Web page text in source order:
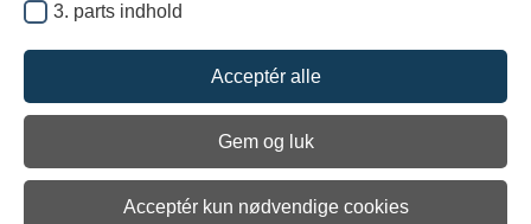
3. parts indhold
Acceptér alle
Gem og luk
Acceptér kun nødvendige cookies